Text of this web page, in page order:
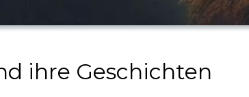
ihre Geschichten